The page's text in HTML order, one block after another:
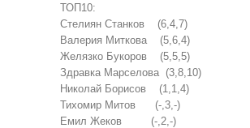
ТОП10:
Стелиян Станков (6,4,7)
Валерия Миткова (5,6,4)
Желязко Букоров (5,5,5)
Здравка Марселова (3,8,10)
Николай Борисов (1,1,4)
Тихомир Митов (-,3,-)
Емил Жеков (-,2,-)